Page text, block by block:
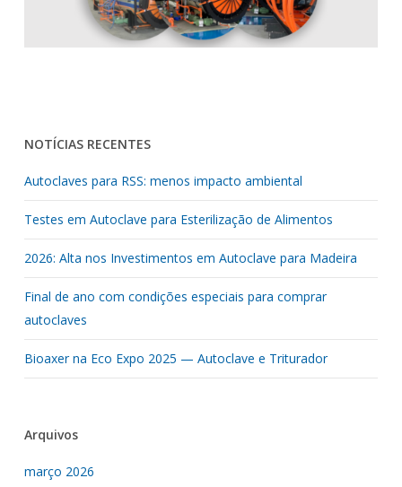
NOTÍCIAS RECENTES
Autoclaves para RSS: menos impacto ambiental
Testes em Autoclave para Esterilização de Alimentos
2026: Alta nos Investimentos em Autoclave para Madeira
Final de ano com condições especiais para comprar
autoclaves
Bioaxer na Eco Expo 2025 — Autoclave e Triturador
Arquivos
março 2026